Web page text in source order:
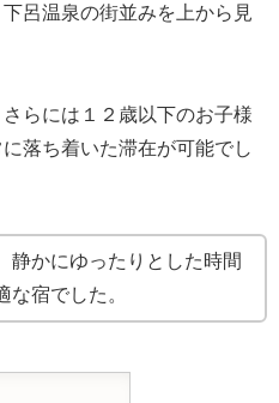
呂温泉の街並みを上から見
らには１２歳以下のお子様
落ち着いた滞在が可能でし
静かにゆったりとした時間
な宿でした。